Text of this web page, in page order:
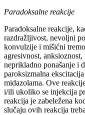
Paradoksalne reakcije
Paradoksalne reakcije,
razdražljivost, nevoljni
konvulzije i mišićni
agresivnost,
neprikladno ponašanje i
paroksizmalna
midazolama. Ove
i/ili ukoliko se injekcija
reakcija je zabeležena
slučaju ovih reakcija